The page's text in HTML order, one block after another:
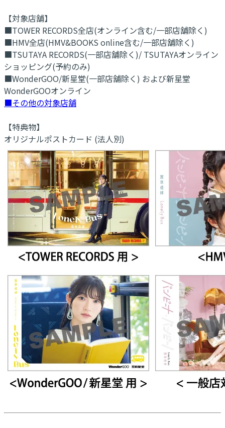
【対象店舗】
■TOWER RECORDS全店(オンライン含む/一部店舗除く)
■HMV全店(HMV&BOOKS online含む/一部店舗除く)
■TSUTAYA RECORDS(一部店舗除く)/ TSUTAYAオンライン
ショッピング(予約のみ)
■WonderGOO/新星堂(一部店舖除く) および新星堂
WonderGOOオンライン
■その他の対象店舗
【特典物】
オリジナルポストカード (法人別)